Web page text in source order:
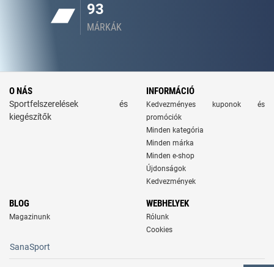
93
MÁRKÁK
O NÁS
Sportfelszerelések és
kiegészítők
INFORMÁCIÓ
Kedvezményes kuponok és
promóciók
Minden kategória
Minden márka
Minden e-shop
Újdonságok
Kedvezmények
BLOG
Magazinunk
WEBHELYEK
Rólunk
Cookies
SanaSport